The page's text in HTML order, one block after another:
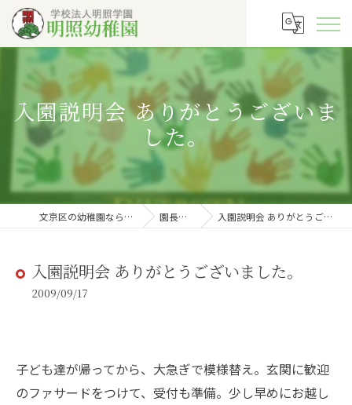
入園説明会 ありがとうございま
した。
文京区の幼稚園なら明照幼稚園 園長の徒然 入園説明会 ありがとうございました。
入園説明会 ありがとうございました。
2009/09/17
子ども達が帰ってから、大急ぎで模様替え。玄関に歓迎
のファサードをつけて、受付も準備。少し早めにお越し